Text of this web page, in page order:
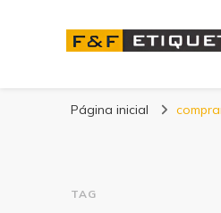
Blog |
Página inicial
TAG